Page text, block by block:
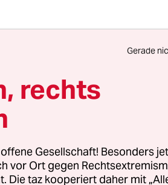
mit
des
Laut vzbv
Buchung
Wer
so die
Gerade
rechts
Gesellschaft! Besonders
vor Ort gegen
Die taz kooperiert daher mit